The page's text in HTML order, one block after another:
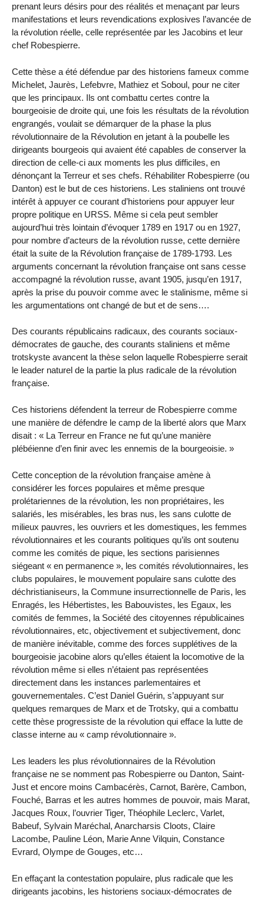
prenant leurs désirs pour des réalités et menaçant par leurs
manifestations et leurs revendications explosives l’avancée de
la révolution réelle, celle représentée par les Jacobins et leur
chef Robespierre.
Cette thèse a été défendue par des historiens fameux comme
Michelet, Jaurès, Lefebvre, Mathiez et Soboul, pour ne citer
que les principaux. Ils ont combattu certes contre la
bourgeoisie de droite qui, une fois les résultats de la révolution
engrangés, voulait se démarquer de la phase la plus
révolutionnaire de la Révolution en jetant à la poubelle les
dirigeants bourgeois qui avaient été capables de conserver la
direction de celle-ci aux moments les plus difficiles, en
dénonçant la Terreur et ses chefs. Réhabiliter Robespierre (ou
Danton) est le but de ces historiens. Les staliniens ont trouvé
intérêt à appuyer ce courant d’historiens pour appuyer leur
propre politique en URSS. Même si cela peut sembler
aujourd’hui très lointain d’évoquer 1789 en 1917 ou en 1927,
pour nombre d’acteurs de la révolution russe, cette dernière
était la suite de la Révolution française de 1789-1793. Les
arguments concernant la révolution française ont sans cesse
accompagné la révolution russe, avant 1905, jusqu’en 1917,
après la prise du pouvoir comme avec le stalinisme, même si
les argumentations ont changé de but et de sens….
Des courants républicains radicaux, des courants sociaux-
démocrates de gauche, des courants staliniens et même
trotskyste avancent la thèse selon laquelle Robespierre serait
le leader naturel de la partie la plus radicale de la révolution
française.
Ces historiens défendent la terreur de Robespierre comme
une manière de défendre le camp de la liberté alors que Marx
disait : « La Terreur en France ne fut qu’une manière
plébéienne d’en finir avec les ennemis de la bourgeoisie. »
Cette conception de la révolution française amène à
considérer les forces populaires et même presque
prolétariennes de la révolution, les non propriétaires, les
salariés, les misérables, les bras nus, les sans culotte de
milieux pauvres, les ouvriers et les domestiques, les femmes
révolutionnaires et les courants politiques qu’ils ont soutenu
comme les comités de pique, les sections parisiennes
siégeant « en permanence », les comités révolutionnaires, les
clubs populaires, le mouvement populaire sans culotte des
déchristianiseurs, la Commune insurrectionnelle de Paris, les
Enragés, les Hébertistes, les Babouvistes, les Egaux, les
comités de femmes, la Société des citoyennes républicaines
révolutionnaires, etc, objectivement et subjectivement, donc
de manière inévitable, comme des forces supplétives de la
bourgeoisie jacobine alors qu’elles étaient la locomotive de la
révolution même si elles n’étaient pas représentées
directement dans les instances parlementaires et
gouvernementales. C’est Daniel Guérin, s’appuyant sur
quelques remarques de Marx et de Trotsky, qui a combattu
cette thèse progressiste de la révolution qui efface la lutte de
classe interne au « camp révolutionnaire ».
Les leaders les plus révolutionnaires de la Révolution
française ne se nomment pas Robespierre ou Danton, Saint-
Just et encore moins Cambacérès, Carnot, Barère, Cambon,
Fouché, Barras et les autres hommes de pouvoir, mais Marat,
Jacques Roux, l’ouvrier Tiger, Théophile Leclerc, Varlet,
Babeuf, Sylvain Maréchal, Anarcharsis Cloots, Claire
Lacombe, Pauline Léon, Marie Anne Vilquin, Constance
Evrard, Olympe de Gouges, etc…
En effaçant la contestation populaire, plus radicale que les
dirigeants jacobins, les historiens sociaux-démocrates de